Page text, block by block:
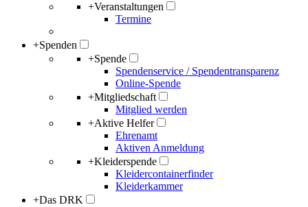
+Veranstaltungen
Termine
+Spenden
+Spende
Spendenservice / Spendentransparenz
Online-Spende
+Mitgliedschaft
Mitglied werden
+Aktive Helfer
Ehrenamt
Aktiven Anmeldung
+Kleiderspende
Kleidercontainerfinder
Kleiderkammer
+Das DRK